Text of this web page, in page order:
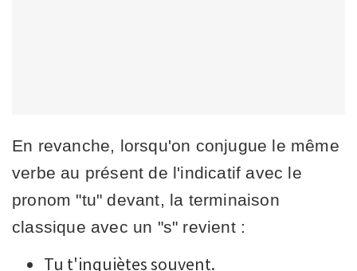
En revanche, lorsqu'on conjugue le même
verbe au présent de l'indicatif avec le
pronom "tu" devant, la terminaison
classique avec un "s" revient :
Tu t'inquiètes souvent.